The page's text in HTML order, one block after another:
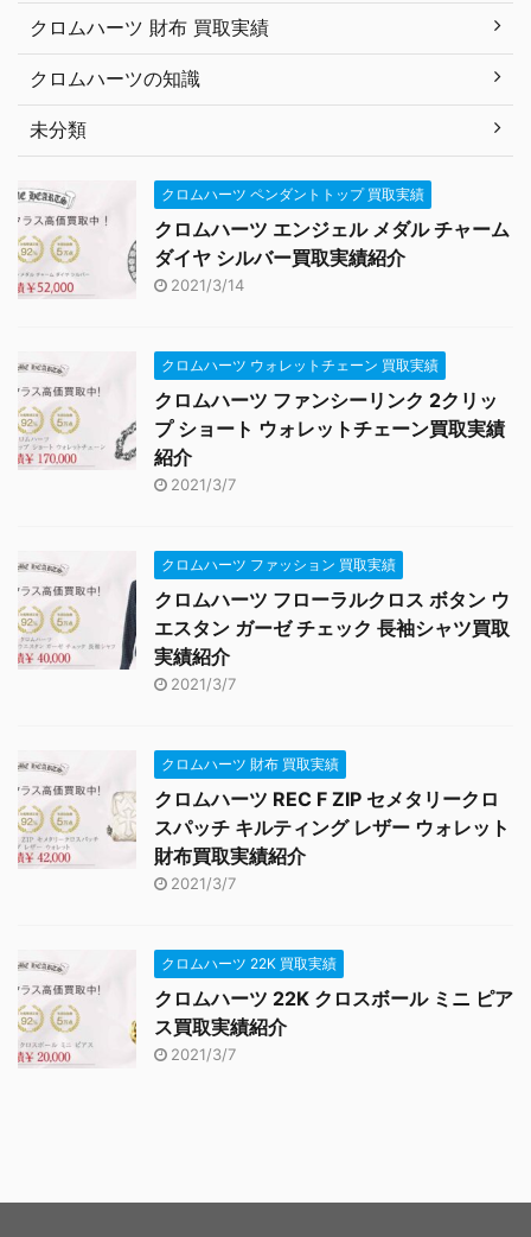
クロムハーツ 財布 買取実績
クロムハーツの知識
未分類
クロムハーツ ペンダントトップ 買取実績
クロムハーツ エンジェル メダル チャーム
ダイヤ シルバー買取実績紹介
2021/3/14
クロムハーツ ウォレットチェーン 買取実績
クロムハーツ ファンシーリンク 2クリッ
プ ショート ウォレットチェーン買取実績
紹介
2021/3/7
クロムハーツ ファッション 買取実績
クロムハーツ フローラルクロス ボタン ウ
エスタン ガーゼ チェック 長袖シャツ買取
実績紹介
2021/3/7
クロムハーツ 財布 買取実績
クロムハーツ REC F ZIP セメタリークロ
スパッチ キルティング レザー ウォレット
財布買取実績紹介
2021/3/7
クロムハーツ 22K 買取実績
クロムハーツ 22K クロスボール ミニ ピア
ス買取実績紹介
2021/3/7